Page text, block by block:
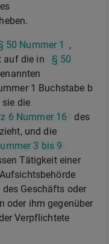
50 Nummer 1
,
auf die in
§ 50
1 Buchstabe b
die
6 Nummer 16
des
und die
3 bis 9
Tätigkeit einer
Geschäfts oder
oder ihm gegenüber
Verpflichtete